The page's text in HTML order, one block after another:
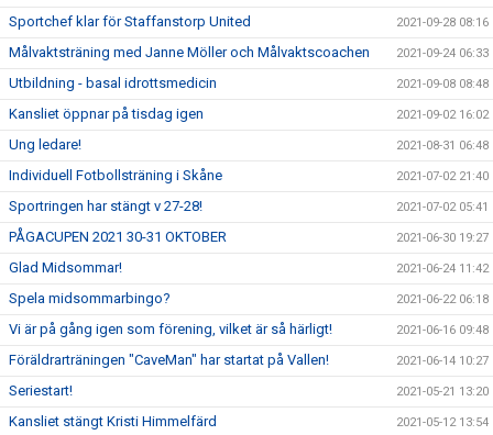
Sportchef klar för Staffanstorp United 2021-09-28 08:16
Målvaktsträning med Janne Möller och Målvaktscoachen 2021-09-24 06:33
Utbildning - basal idrottsmedicin 2021-09-08 08:48
Kansliet öppnar på tisdag igen 2021-09-02 16:02
Ung ledare! 2021-08-31 06:48
Individuell Fotbollsträning i Skåne 2021-07-02 21:40
Sportringen har stängt v 27-28! 2021-07-02 05:41
PÅGACUPEN 2021 30-31 OKTOBER 2021-06-30 19:27
Glad Midsommar! 2021-06-24 11:42
Spela midsommarbingo? 2021-06-22 06:18
Vi är på gång igen som förening, vilket är så härligt! 2021-06-16 09:48
Föräldrarträningen "CaveMan" har startat på Vallen! 2021-06-14 10:27
Seriestart! 2021-05-21 13:20
Kansliet stängt Kristi Himmelfärd 2021-05-12 13:54